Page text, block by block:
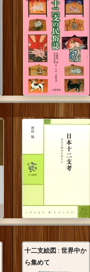
十二支絵図 : 世界中か
ら集めて